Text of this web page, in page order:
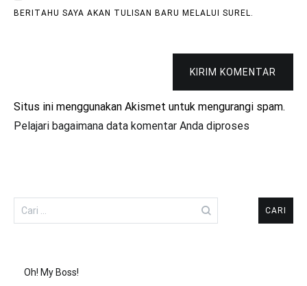
BERITAHU SAYA AKAN TULISAN BARU MELALUI SUREL.
KIRIM KOMENTAR
Situs ini menggunakan Akismet untuk mengurangi spam.
Pelajari bagaimana data komentar Anda diproses
Cari
untuk:
Oh! My Boss!